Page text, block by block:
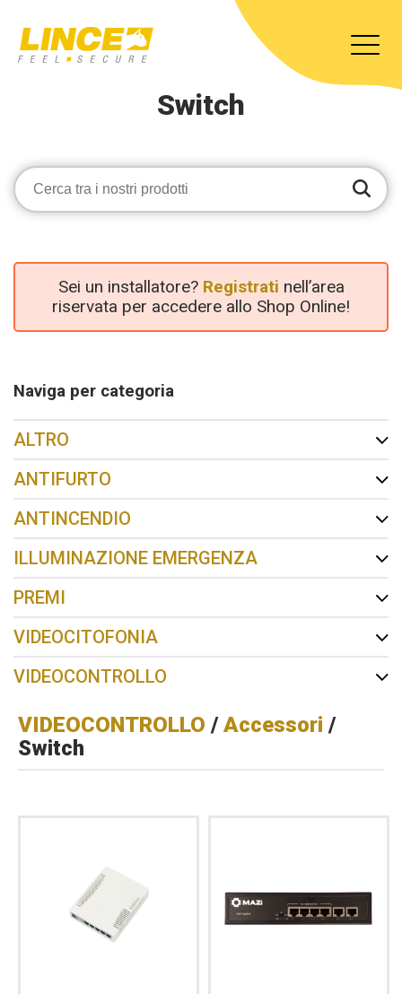
Switch
Sei un installatore? Registrati nell’area
riservata per accedere allo Shop Online!
Naviga per categoria
ALTRO
ANTIFURTO
ANTINCENDIO
ILLUMINAZIONE EMERGENZA
PREMI
VIDEOCITOFONIA
VIDEOCONTROLLO
VIDEOCONTROLLO /Accessori /
Switch